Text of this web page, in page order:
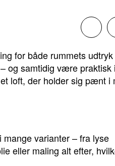
for både rummets
og samtidig være praktisk
loft, der holder sig pænt i
varianter – fra lyse
eller maling alt efter,